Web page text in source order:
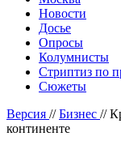
Новости
Досье
Опросы
Колумнисты
Стриптиз по
Сюжеты
Версия //Бизнес //
континенте